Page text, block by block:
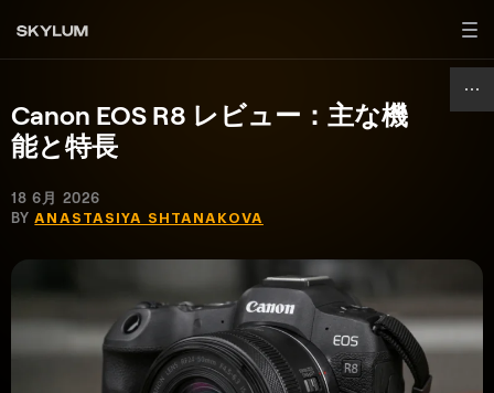
Canon EOS R8 レビュー：主な機
能と特長
18 6月 2026
BYANASTASIYA SHTANAKOVA